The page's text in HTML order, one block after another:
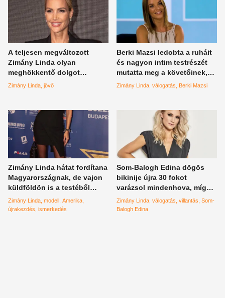
A teljesen megváltozott
Zimány Linda olyan
meghökkentő dolgot
mondott élő adásban, hogy
Zimány Linda jövő
Berki Mazsi ledobta a ruháit
és nagyon intim testrészét
mutatta meg a követőinek,
Zimány Linda pedig még
Zimány Linda válogatás Berki Mazsi
Zimány Linda hátat fordítana
Magyarországnak, de vajon
küldföldön is a testéből
akarna élni?
Zimány Linda modell Amerika
újrakezdés ismerkedés
Som-Balogh Edina dögös
bikinije újra 30 fokot
varázsol mindenhova, míg
Zimány Linda mellei még
sosem voltak ennyire közel –
Zimány Linda válogatás villantás Som-
Balogh Edina